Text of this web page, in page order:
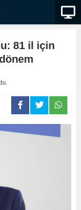
81 il için